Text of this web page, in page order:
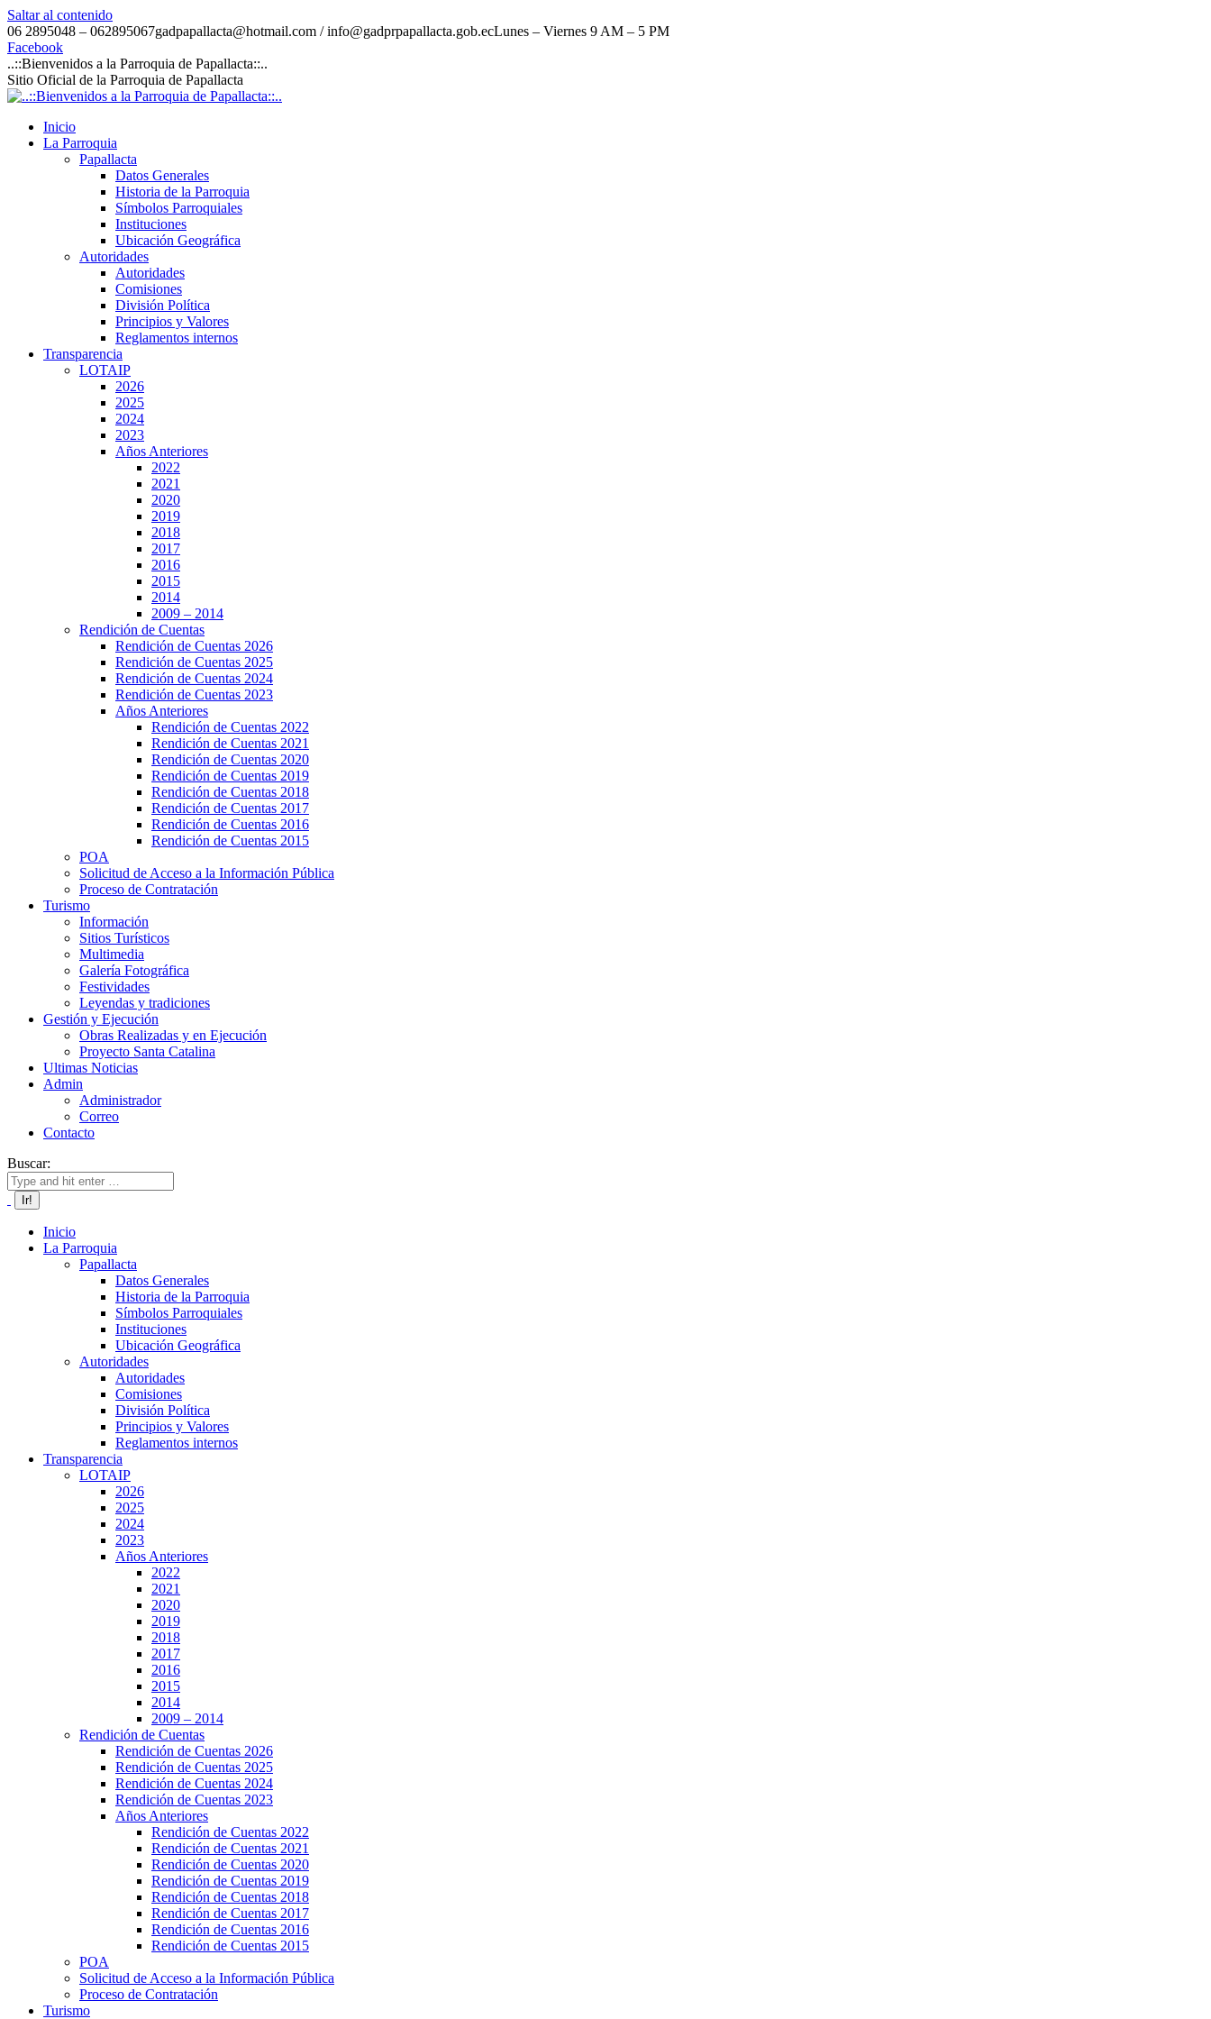
Saltar al contenido
06 2895048 – 062895067gadpapallacta@hotmail.com / info@gadprpapallacta.gob.ecLunes – Viernes 9 AM – 5 PM
Facebook
..::Bienvenidos a la Parroquia de Papallacta::..
Sitio Oficial de la Parroquia de Papallacta
Inicio
La Parroquia
Papallacta
Datos Generales
Historia de la Parroquia
Símbolos Parroquiales
Instituciones
Ubicación Geográfica
Autoridades
Autoridades
Comisiones
División Política
Principios y Valores
Reglamentos internos
Transparencia
LOTAIP
2026
2025
2024
2023
Años Anteriores
2022
2021
2020
2019
2018
2017
2016
2015
2014
2009 – 2014
Rendición de Cuentas
Rendición de Cuentas 2026
Rendición de Cuentas 2025
Rendición de Cuentas 2024
Rendición de Cuentas 2023
Años Anteriores
Rendición de Cuentas 2022
Rendición de Cuentas 2021
Rendición de Cuentas 2020
Rendición de Cuentas 2019
Rendición de Cuentas 2018
Rendición de Cuentas 2017
Rendición de Cuentas 2016
Rendición de Cuentas 2015
POA
Solicitud de Acceso a la Información Pública
Proceso de Contratación
Turismo
Información
Sitios Turísticos
Multimedia
Galería Fotográfica
Festividades
Leyendas y tradiciones
Gestión y Ejecución
Obras Realizadas y en Ejecución
Proyecto Santa Catalina
Ultimas Noticias
Admin
Administrador
Correo
Contacto
Buscar:
Inicio
La Parroquia
Papallacta
Datos Generales
Historia de la Parroquia
Símbolos Parroquiales
Instituciones
Ubicación Geográfica
Autoridades
Autoridades
Comisiones
División Política
Principios y Valores
Reglamentos internos
Transparencia
LOTAIP
2026
2025
2024
2023
Años Anteriores
2022
2021
2020
2019
2018
2017
2016
2015
2014
2009 – 2014
Rendición de Cuentas
Rendición de Cuentas 2026
Rendición de Cuentas 2025
Rendición de Cuentas 2024
Rendición de Cuentas 2023
Años Anteriores
Rendición de Cuentas 2022
Rendición de Cuentas 2021
Rendición de Cuentas 2020
Rendición de Cuentas 2019
Rendición de Cuentas 2018
Rendición de Cuentas 2017
Rendición de Cuentas 2016
Rendición de Cuentas 2015
POA
Solicitud de Acceso a la Información Pública
Proceso de Contratación
Turismo